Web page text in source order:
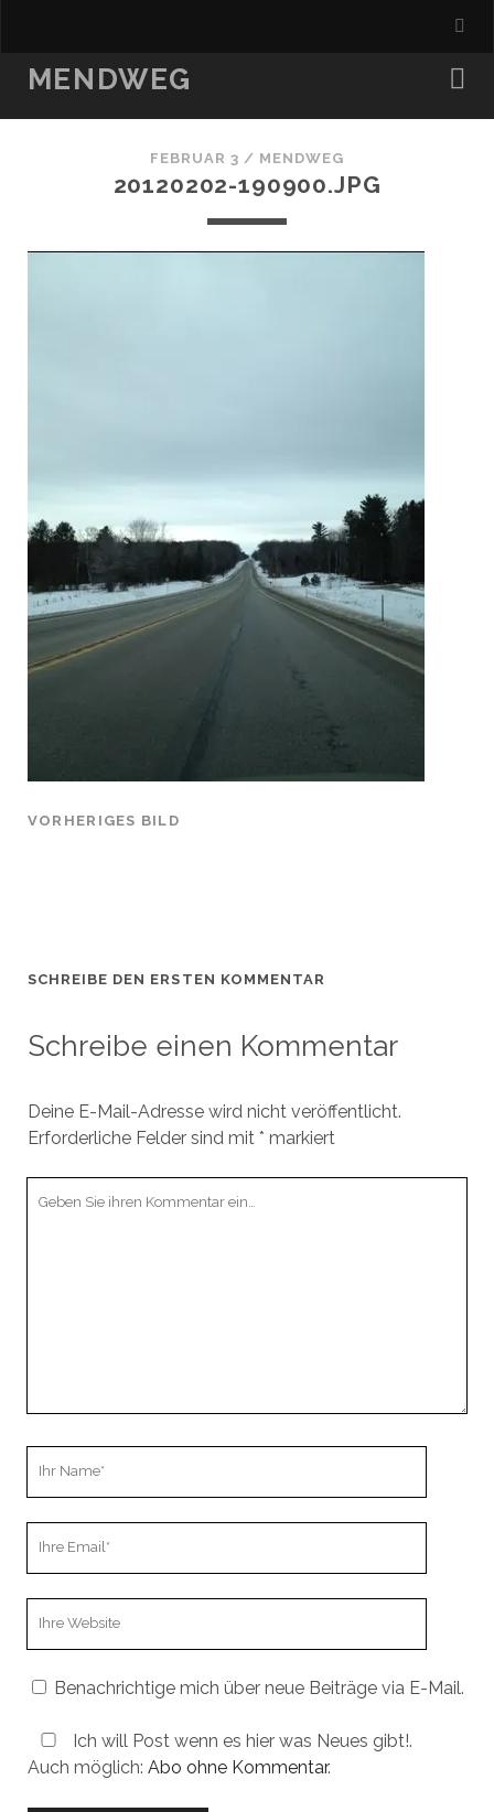
MENDWEG
FEBRUAR 3 / MENDWEG
20120202-190900.JPG
VORHERIGES BILD
SCHREIBE DEN ERSTEN KOMMENTAR
Schreibe einen Kommentar
Deine E-Mail-Adresse wird nicht veröffentlicht.
Erforderliche Felder sind mit * markiert
Benachrichtige mich über neue Beiträge via E-Mail.
Ich will Post wenn es hier was Neues gibt!.
Auch möglich: Abo ohne Kommentar.